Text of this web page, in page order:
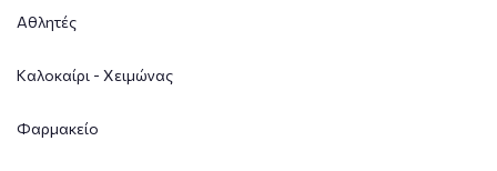
Αθλητές
Καλοκαίρι - Χειμώνας
Φαρμακείο